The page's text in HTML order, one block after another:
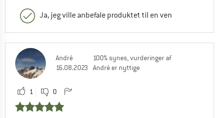
Ja, jeg ville anbefale produktet til en ven
André
16.08.2023
100% synes, vurderinger af
André er nyttige
1 0